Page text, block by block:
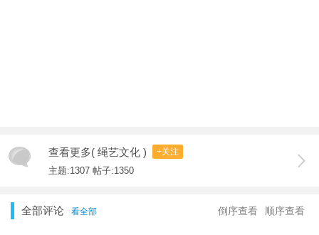
查看更多( 绳艺文化 ) +关注
主题:1307 帖子:1350
全部评论 看全部 顺序查看
倒序查看